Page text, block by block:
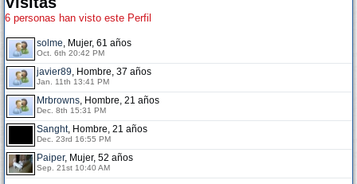
6 personas han visto este Perfil
solme, Mujer, 61 años
Oct. 6th 20:42 PM
javier89, Hombre, 37 años
Jan. 11th 13:41 PM
Mrbrowns, Hombre, 21 años
Dec. 8th 15:31 PM
Sanght, Hombre, 21 años
Dec. 23rd 16:55 PM
Paiper, Mujer, 52 años
Sep. 21st 10:40 AM